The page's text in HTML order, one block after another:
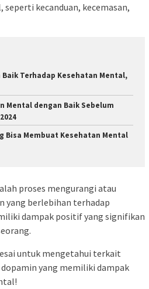
kecanduan, kecemasan,
Terhadap Kesehatan Mental,
Mental dengan Baik Sebelum
Bisa Membuat Kesehatan Mental
proses mengurangi atau
yang berlebihan terhadap
dampak positif yang signifikan
untuk mengetahui terkait
yang memiliki dampak